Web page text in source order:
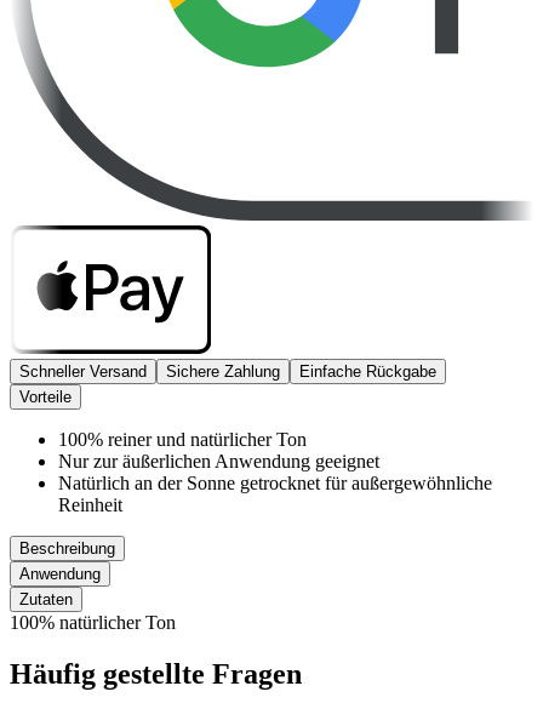
Schneller Versand Sichere Zahlung
Einfache Rückgabe
Vorteile
100% reiner und natürlicher Ton
Nur zur äußerlichen Anwendung geeignet
Natürlich an der Sonne getrocknet für außergewöhnliche
Reinheit
Beschreibung
Anwendung
Zutaten
100% natürlicher Ton
Häufig gestellte Fragen